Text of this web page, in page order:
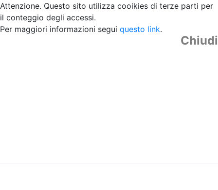
Attenzione. Questo sito utilizza cooikies di terze parti per
il conteggio degli accessi.
Per maggiori informazioni segui questo link.
Chiudi